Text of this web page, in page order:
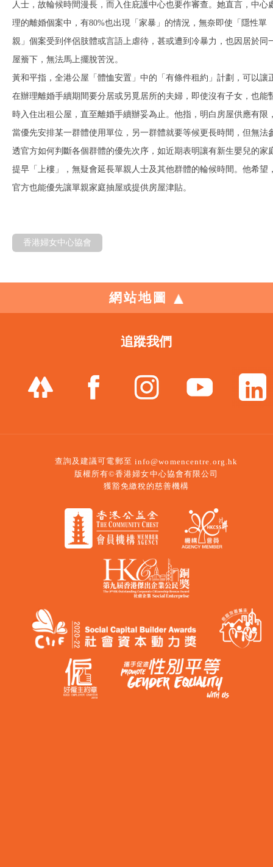
人士，故輪候時間漫長，而入住庇護中心也要作審查。她直言，中心
理的離婚個案中，有80%也出現「家暴」的情況，無奈即使「隱性單
親」個案受到伴侶肢體或言語上虐待，甚或遭到冷暴力，也因居於同
屋簷下，無法馬上擺脫苦況。
黃和平指，全港公屋「體恤安置」中的「有條件租約」計劃，可以讓
在辦理離婚手續期間要分居或另覓居所的夫婦，即使沒有子女，也能
時入住出租公屋，直至離婚手續辦妥為止。他指，明白房屋供應有限
當優先安排某一群體使用單位，另一群體就要等候更長時間，但無法
透官方如何判斷各個群體的優先次序，如近期表明讓有新生嬰兒的家
提早「上樓」，無疑會延長單親人士及其他群體的輪候時間。他希望
官方也能優先讓單親家庭抽屋或提供房屋津貼。
香港婦女中心協會
網站地圖
追蹤我們
查詢及建議可電郵至 info@womencentre.org.hk
版權所有©香港婦女中心協會有限公司
獲豁免繳稅的慈善機構